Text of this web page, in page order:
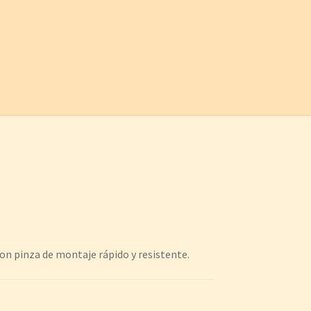
pinza de montaje rápido y resistente.